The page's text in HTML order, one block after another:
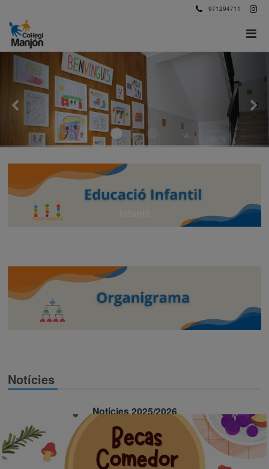
971294711
Notícies
Notícies 2025/2026